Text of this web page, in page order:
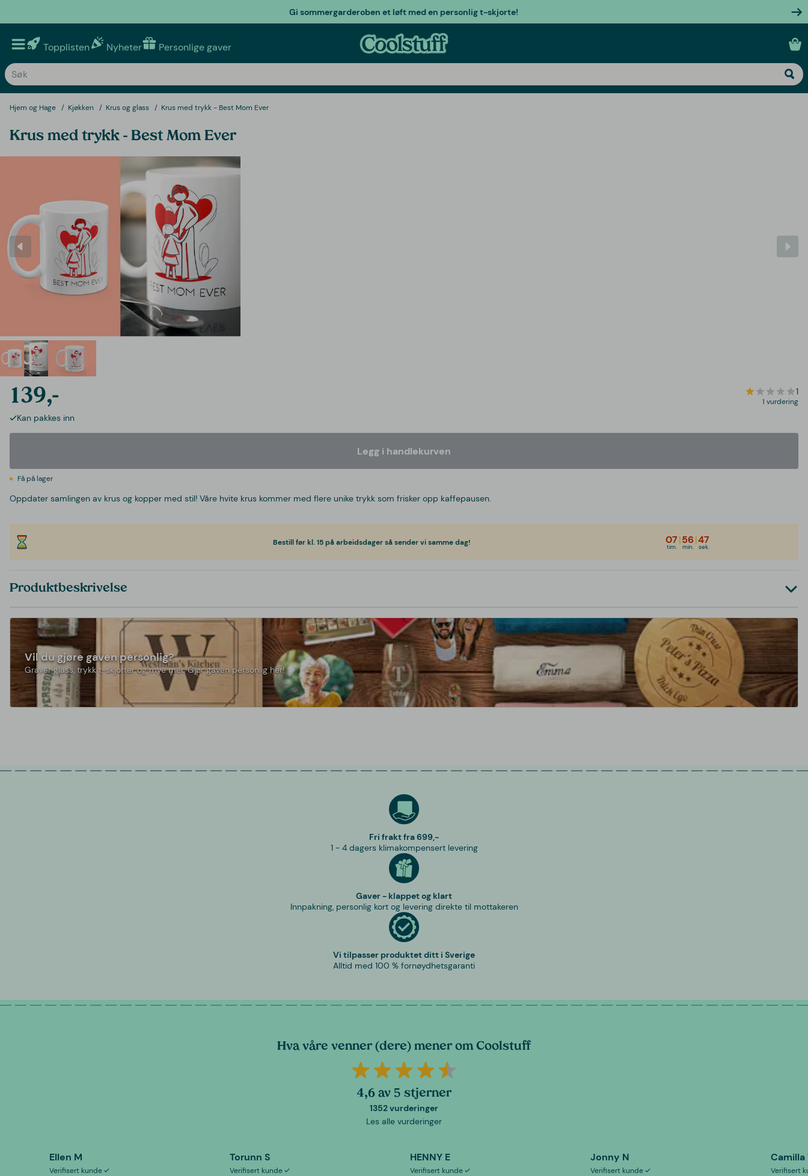
Gi sommergarderoben et løft med en personlig t-skjorte!
Topplisten Nyheter Personlige gaver
Hjem og Hage Kjøkken Krus og glass Krus med trykk - Best Mom Ever
Krus med trykk - Best Mom Ever
139,- 1
1 vurdering
Kan pakkes inn
Legg i handlekurven
Få på lager
Oppdater samlingen av krus og kopper med stil! Våre hvite krus kommer med flere unike trykk som frisker opp kaffepausen.
Bestill før kl. 15 på arbeidsdager så sender vi samme dag! 07
tim.
|56
min.
|47
sek.
Produktbeskrivelse
Vil du gjøre gaven personlig?
Graver glass, trykk t-skjorter og mye mer. Gjør gaven personlig her!
Fri frakt fra 699,-
1 - 4 dagers klimakompensert levering
Gaver - klappet og klart
Innpakning, personlig kort og levering direkte til mottakeren
Vi tilpasser produktet ditt i Sverige
Alltid med 100 % fornøydhetsgaranti
Hva våre venner (dere) mener om Coolstuff
4,6 av 5 stjerner
1352 vurderinger
Les alle vurderinger
Ellen M
Verifisert kunde
Torunn S
Verifisert kunde
HENNY E
Verifisert kunde
Jonny N
Verifisert kunde
Camilla
Verifisert